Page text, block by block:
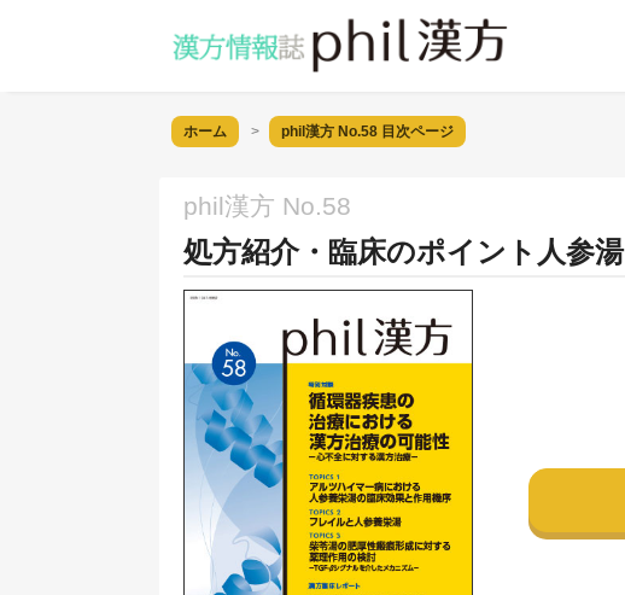
ホーム phil漢方 No.58 目次ページ
phil漢方 No.58
処方紹介・臨床のポイント人参湯